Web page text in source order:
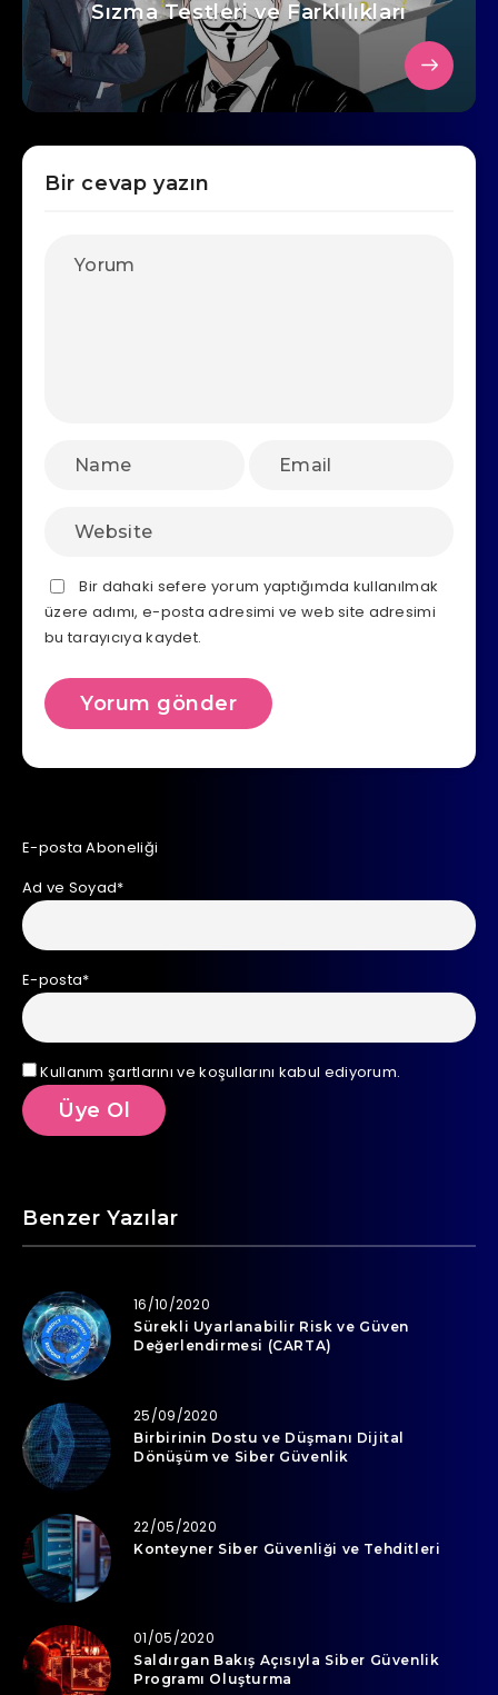
Sızma Testleri ve Farklılıkları
Bir cevap yazın
Bir dahaki sefere yorum yaptığımda kullanılmak
üzere adımı, e-posta adresimi ve web site adresimi
bu tarayıcıya kaydet.
E-posta Aboneliği
Ad ve Soyad*
E-posta*
Kullanım şartlarını ve koşullarını kabul ediyorum.
Benzer Yazılar
16/10/2020
Sürekli Uyarlanabilir Risk ve Güven
Değerlendirmesi (CARTA)
25/09/2020
Birbirinin Dostu ve Düşmanı Dijital
Dönüşüm ve Siber Güvenlik
22/05/2020
Konteyner Siber Güvenliği ve Tehditleri
01/05/2020
Saldırgan Bakış Açısıyla Siber Güvenlik
Programı Oluşturma